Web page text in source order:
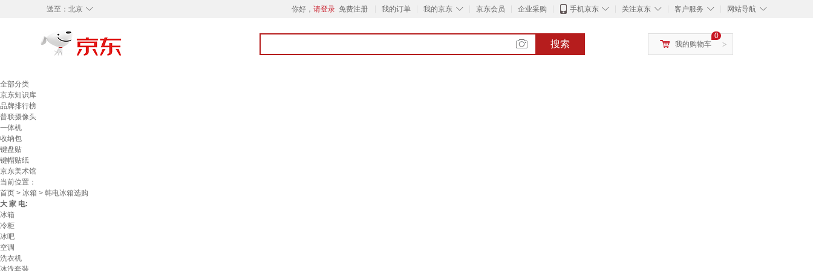
◇
送至： 北京 你好， 请登录 免费注册 我的订单 ◇
我的京东 京东会员 企业采购 ◇
手机京东 ◇
关注京东 ◇
客户服务 ◇
网站导航
搜索 >
0
我的购物车
全部分类
京东知识库
品牌排行榜
普联摄像头
一体机
收纳包
键盘贴
键帽贴纸
京东美术馆
当前位置：
首页 > 冰箱 > 韩电冰箱选购
大 家 电:
冰箱
冷柜
冰吧
空调
洗衣机
冰洗套装